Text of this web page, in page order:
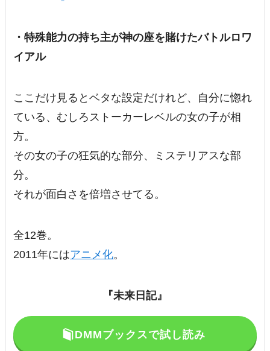
・特殊能力の持ち主が神の座を賭けたバトルロワ
イアル
ここだけ見るとベタな設定だけれど、自分に惚れ
ている、むしろストーカーレベルの女の子が相
方。
その女の子の狂気的な部分、ミステリアスな部
分。
それが面白さを倍増させてる。
全12巻。
2011年にはアニメ化。
『未来日記』
DMMブックスで試し読み